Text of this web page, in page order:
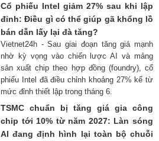
Cổ phiếu Intel giảm 27% sau khi lập
đỉnh: Điều gì có thể giúp gã khổng lồ
bán dẫn lấy lại đà tăng?
Vietnet24h - Sau giai đoạn tăng giá mạnh
nhờ kỳ vọng vào chiến lược AI và mảng
sản xuất chip theo hợp đồng (foundry), cổ
phiếu Intel đã điều chỉnh khoảng 27% kể từ
mức đỉnh thiết lập trong tháng 6.
TSMC chuẩn bị tăng giá gia công
chip tới 10% từ năm 2027: Làn sóng
AI đang định hình lại toàn bộ chuỗi